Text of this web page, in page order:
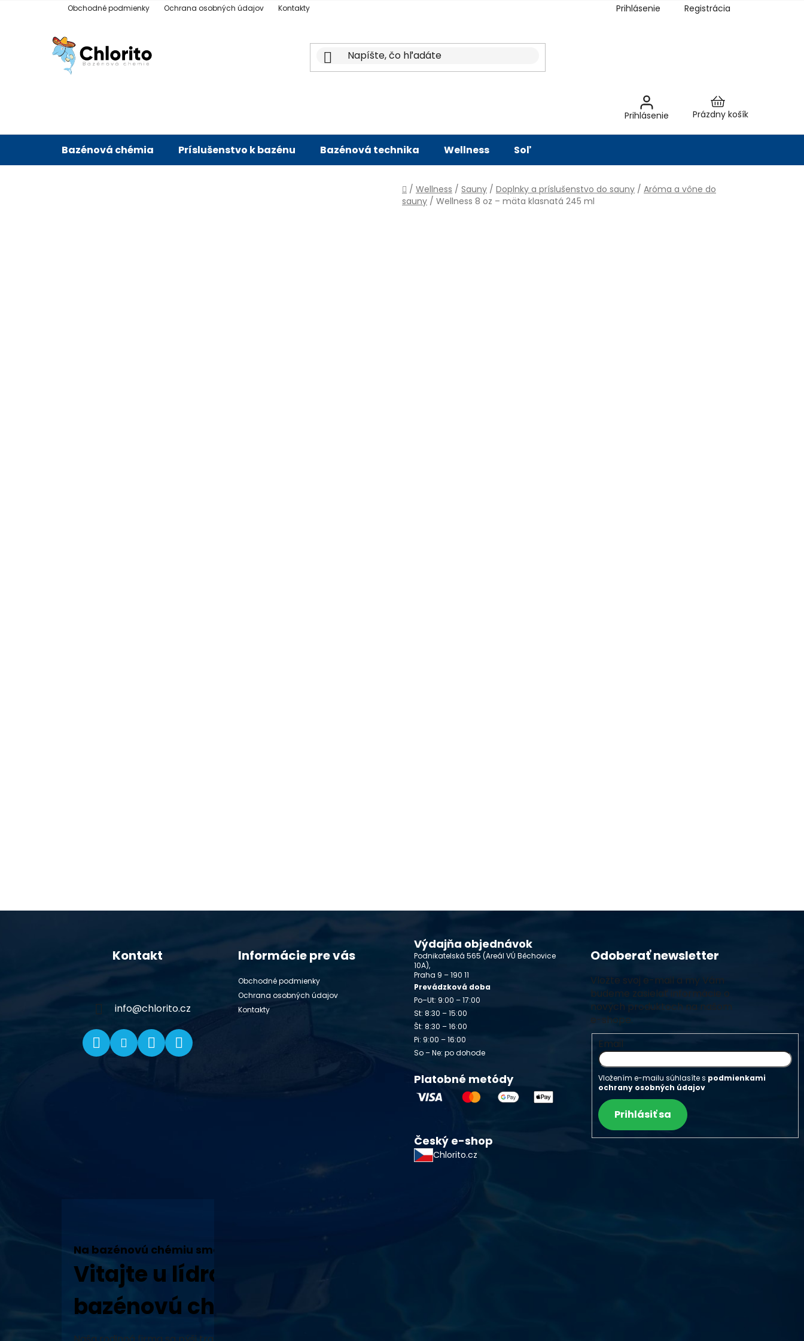
Obchodné podmienky Ochrana osobných údajov Kontakty Prihlásenie Registrácia
Prihlásenie
Nákupný
Prázdny košík
Bazénová chémia Príslušenstvo k bazénu Bazénová technika Wellness Soľ
Domov
/ Wellness / Sauny / Doplnky a príslušenstvo do sauny / Aróma a vône do
sauny / Wellness 8 oz – mäta klasnatá 245 ml
Kontakt
info@chlorito.cz
Informácie pre vás
Obchodné podmienky
Ochrana osobných údajov
Kontakty
Výdajňa objednávok
Podnikatelská 565 (Areál VÚ Běchovice
10A),
Praha 9 – 190 11
Prevádzková doba
Po–Ut: 9:00 – 17:00
St: 8:30 – 15:00
Št: 8:30 – 16:00
Pi: 9:00 – 16:00
So – Ne: po dohode
Platobné metódy
Český e-shop
Chlorito.cz
Odoberať newsletter
Vložte svoj e-mail a my Vám
budeme zasielať informácie o
nových produktoch na našom
e-shope.
Email
Vložením e-mailu súhlasíte s podmienkami
ochrany osobných údajov
Prihlásiť sa
Na bazénovú chémiu sme tu my!
Vitajte u lídra v starostlivosti o vodu a
bazénovú chémiu!